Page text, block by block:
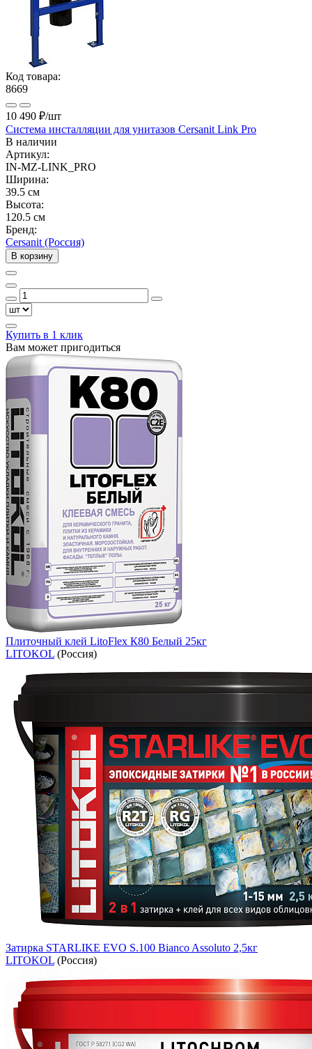
Код товара:
8669
10 490 ₽/шт
Система инсталляции для унитазов Cersanit Link Pro
В наличии
Артикул:
IN-MZ-LINK_PRO
Ширина:
39.5 см
Высота:
120.5 см
Бренд:
Cersanit (Россия)
В корзину
Купить в 1 клик
Вам может пригодиться
Плиточный клей LitoFlex К80 Белый 25кг
LITOKOL (Россия)
Затирка STARLIKE EVO S.100 Bianco Assoluto 2,5кг
LITOKOL (Россия)